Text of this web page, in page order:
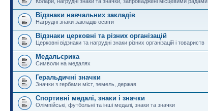
Відзнаки навчальних закладів
Нагрудні знаки закладів освіти
Відзнаки церковні та різних організацій
Церковні відзнаки та нагрудні знаки різних організацій і товариств
Медальєрика
Символи на медалях
Геральдичні значки
Значки з гербами міст, земель, держав
Спортивні медалі, знаки і значки
Олімпійські, футбольні та інші медалі, знаки та значки